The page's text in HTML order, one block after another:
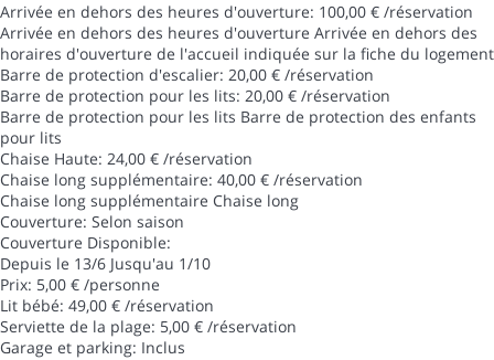
Arrivée en dehors des heures d'ouverture: 100,00 € /réservation
Arrivée en dehors des heures d'ouverture Arrivée en dehors des
horaires d'ouverture de l'accueil indiquée sur la fiche du logement
Barre de protection d'escalier: 20,00 € /réservation
Barre de protection pour les lits: 20,00 € /réservation
Barre de protection pour les lits Barre de protection des enfants
pour lits
Chaise Haute: 24,00 € /réservation
Chaise long supplémentaire: 40,00 € /réservation
Chaise long supplémentaire Chaise long
Couverture: Selon saison
Couverture Disponible:
Depuis le 13/6 Jusqu'au 1/10
Prix: 5,00 € /personne
Lit bébé: 49,00 € /réservation
Serviette de la plage: 5,00 € /réservation
Garage et parking: Inclus